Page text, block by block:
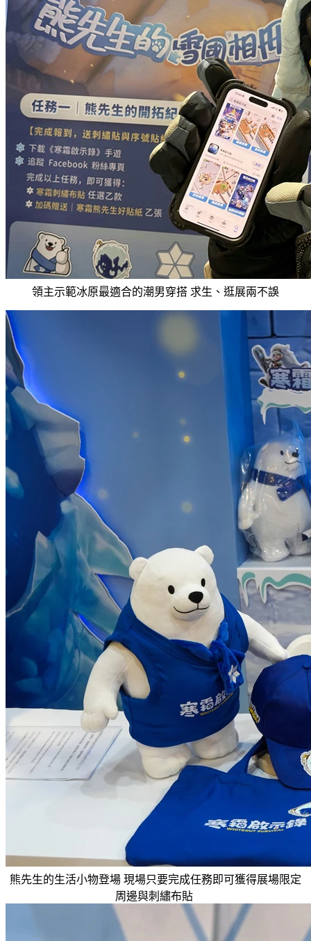
領主示範冰原最適合的潮男穿搭 求生、逛展兩不誤
熊先生的生活小物登場 現場只要完成任務即可獲得展場限定
周邊與刺繡布貼